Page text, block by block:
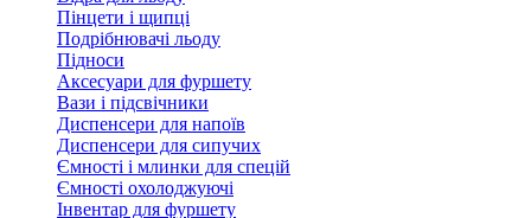
Пінцети і щипці
Подрібнювачі льоду
Підноси
Аксесуари для фуршету
Вази і підсвічники
Диспенсери для напоїв
Диспенсери для сипучих
Ємності і млинки для спецій
Ємності охолоджуючі
Інвентар для фуршету